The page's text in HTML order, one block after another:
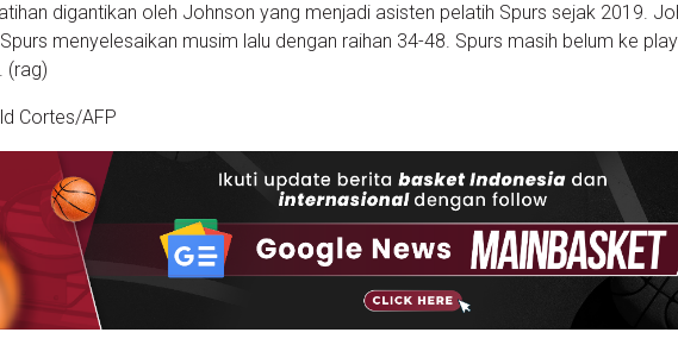
digantikan oleh Johnson yang menjadi asisten pelatih Spurs sejak 2019.
menyelesaikan musim lalu dengan raihan 34-48. Spurs masih belum ke
(rag)
Cortes/AFP